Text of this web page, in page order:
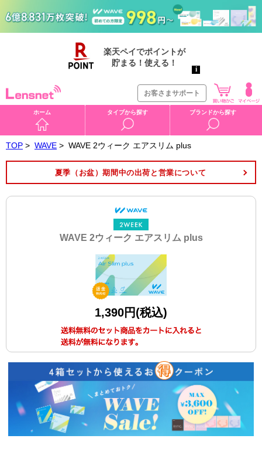
お客さまサポート
ホーム タイプから探す ブランドから探す
TOP > WAVE > WAVE 2ウィーク エアスリム plus
夏季（お盆）期間中の出荷と営業について
WAVE 2ウィーク エアスリム plus
1,390円(税込)